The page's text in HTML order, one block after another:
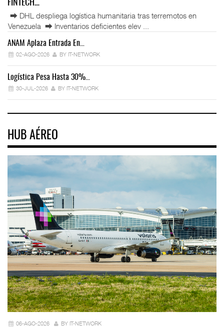
FINTECH…
⮕ DHL despliega logística humanitaria tras terremotos en
Venezuela ⮕ Inventarios deficientes elev ...
ANAM Aplaza Entrada En…
02-AGO-2026 BY IT-NETWORK
Logística Pesa Hasta 30%…
30-JUL-2026 BY IT-NETWORK
HUB AÉREO
06-AGO-2026 BY IT-NETWORK